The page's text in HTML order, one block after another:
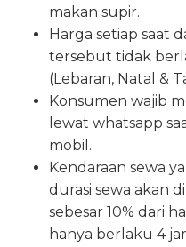
makan supir.
Harga setiap saat
tersebut tidak
(Lebaran, Natal &
Konsumen wajib
lewat whatsapp
mobil.
Kendaraan sewa
durasi sewa akan
sebesar 10% dari
hanya berlaku 4